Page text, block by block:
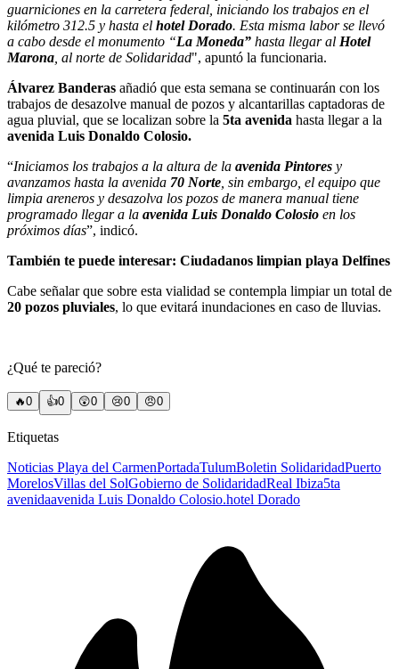
guarniciones en la carretera federal, iniciando los trabajos en el
kilómetro 312.5 y hasta el hotel Dorado. Esta misma labor se llevó
a cabo desde el monumento “La Moneda” hasta llegar al Hotel
Marona , al norte de Solidaridad", apuntó la funcionaria.
Álvarez Banderas añadió que esta semana se continuarán con los
trabajos de desazolve manual de pozos y alcantarillas captadoras de
agua pluvial, que se localizan sobre la 5ta avenida hasta llegar a la
avenida Luis Donaldo Colosio.
“Iniciamos los trabajos a la altura de la avenida Pintores y
avanzamos hasta la avenida 70 Norte , sin embargo, el equipo que
limpia areneros y desazolva los pozos de manera manual tiene
programado llegar a la avenida Luis Donaldo Colosio en los
próximos días”, indicó.
También te puede interesar: Ciudadanos limpian playa Delfines
Cabe señalar que sobre esta vialidad se contempla limpiar un total de
20 pozos pluviales, lo que evitará inundaciones en caso de lluvias.
¿Qué te pareció?
🔥0 👍0 😲0 😢0 😠0
Etiquetas
Noticias Playa del CarmenPortadaTulumBoletin SolidaridadPuerto
MorelosVillas del SolGobierno de SolidaridadReal Ibiza5ta
avenidaavenida Luis Donaldo Colosio.hotel Dorado